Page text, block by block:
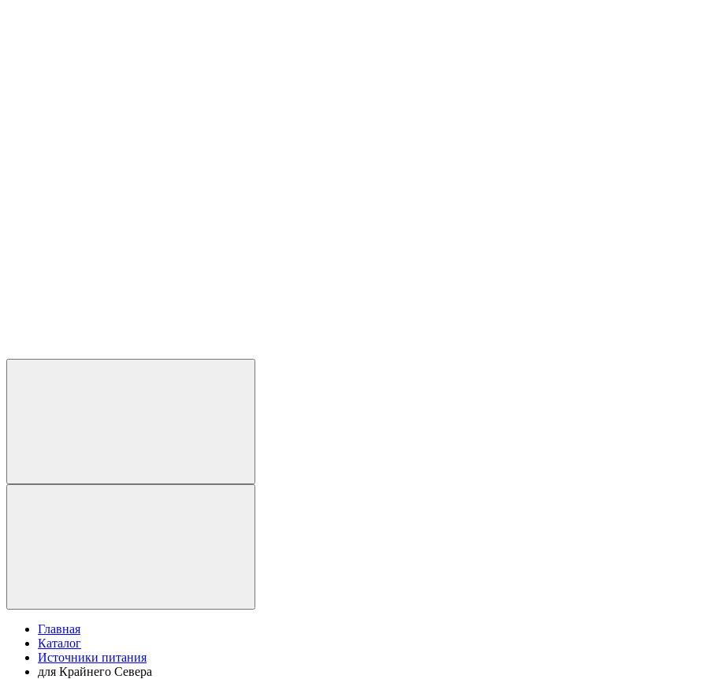
Главная
Каталог
Источники питания
для Крайнего Севера